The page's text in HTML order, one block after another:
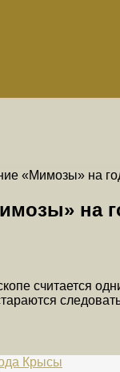
«Мимозы» на
на
считается
Крысы